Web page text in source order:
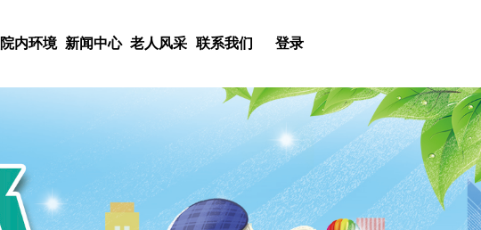
院内环境 新闻中心 老人风采 联系我们 登录